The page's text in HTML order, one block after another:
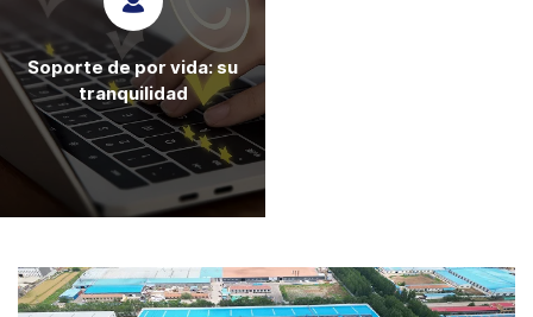
Soporte de por vida: su
tranquilidad